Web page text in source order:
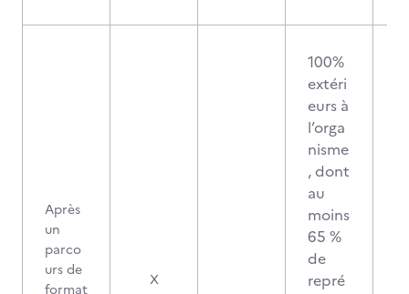
Après
un
parco
urs de
format
X
100%
extéri
eurs à
l’orga
nisme
, dont
au
moins
65 %
de
repré